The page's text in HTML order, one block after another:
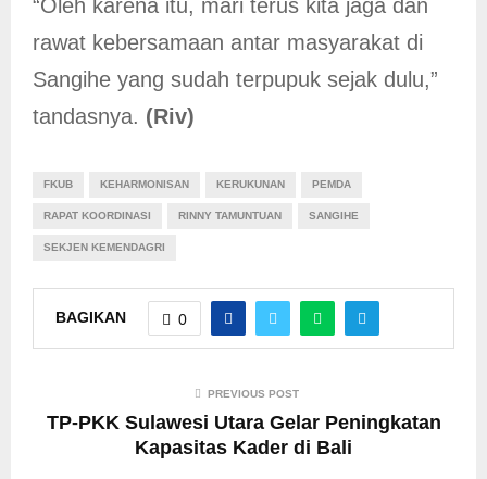
“Oleh karena itu, mari terus kita jaga dan
rawat kebersamaan antar masyarakat di
Sangihe yang sudah terpupuk sejak dulu,”
tandasnya. (Riv)
FKUB KEHARMONISAN KERUKUNAN PEMDA
RAPAT KOORDINASI RINNY TAMUNTUAN SANGIHE
SEKJEN KEMENDAGRI
BAGIKAN 0
PREVIOUS POST
TP-PKK Sulawesi Utara Gelar Peningkatan
Kapasitas Kader di Bali